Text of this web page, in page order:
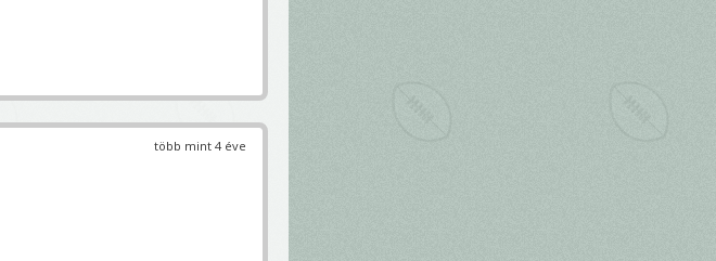
több mint 4 éve